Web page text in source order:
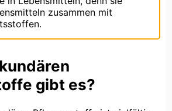
zusammen mit
gibt es?